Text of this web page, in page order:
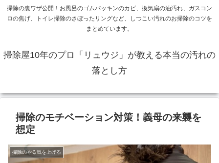
掃除の裏ワザ公開！お風呂のゴムパッキンのカビ、換気扇の油汚れ、ガスコン
ロの焦げ、トイレ掃除のさぼったリングなど、しつこい汚れのお掃除のコツを
まとめています。
掃除屋10年のプロ「リュウジ」が教える本当の汚れの
落とし方
掃除のモチベーション対策！義母の来襲を
想定
掃除のやる気を上げる